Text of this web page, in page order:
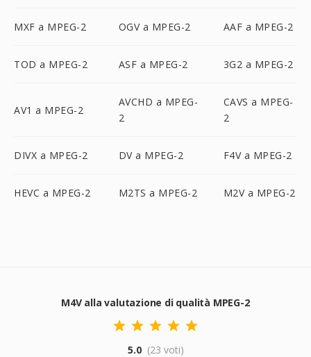
MXF a MPEG-2 OGV a MPEG-2 AAF a MPEG-2
TOD a MPEG-2 ASF a MPEG-2 3G2 a MPEG-2
AV1 a MPEG-2
AVCHD a MPEG-
2
CAVS a MPEG-
2
DIVX a MPEG-2 DV a MPEG-2 F4V a MPEG-2
HEVC a MPEG-2 M2TS a MPEG-2 M2V a MPEG-2
M4V alla valutazione di qualità MPEG-2
5.0 (23 voti)